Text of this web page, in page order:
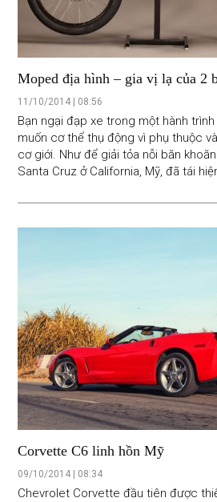
Moped địa hình – gia vị lạ của 2
11/10/2014 | 08:56
Bạn ngại đạp xe trong một hành
muốn cơ thể thụ động vì phụ thuộc
cơ giới. Như để giải tỏa nỗi băn
Santa Cruz ở California, Mỹ, đã tái
giữa dòng xe đạp địa hình với động
Corvette C6 linh hồn Mỹ
09/10/2014 | 08:34
Chevrolet Corvette đầu tiên được